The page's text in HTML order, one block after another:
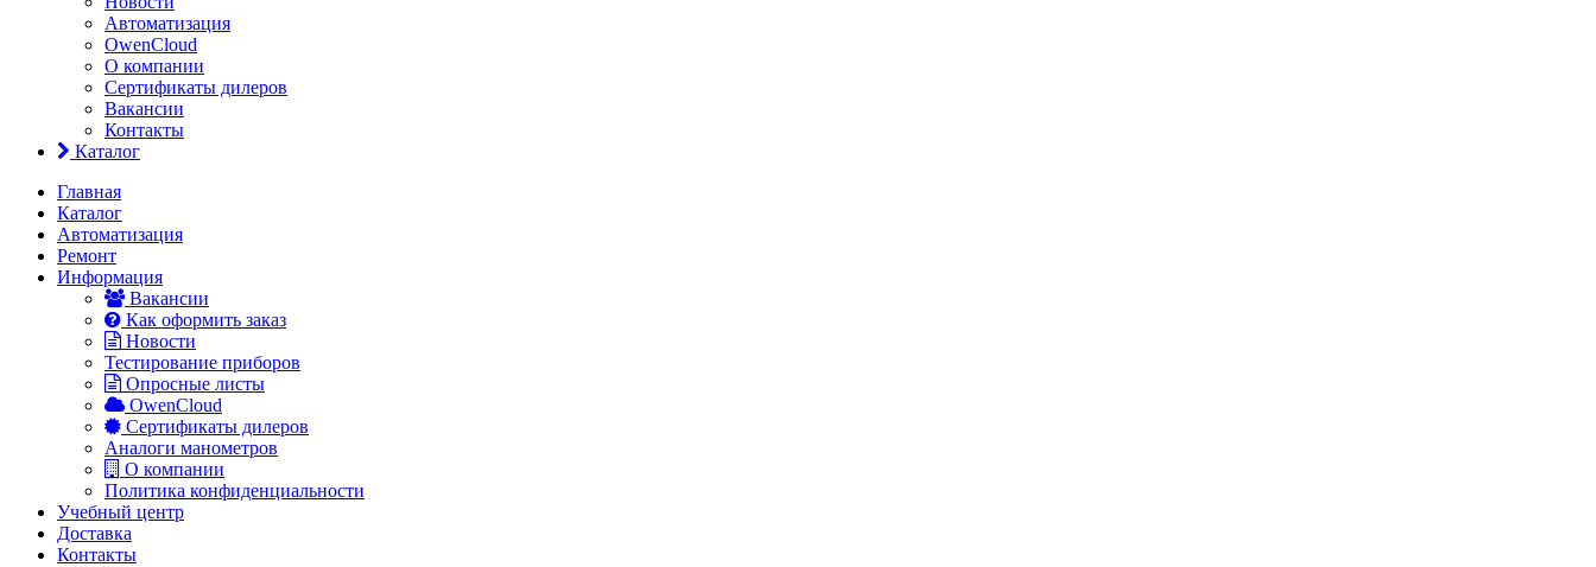
Автоматизация
OwenCloud
О компании
Сертификаты дилеров
Вакансии
Контакты
Каталог
Главная
Каталог
Автоматизация
Ремонт
Информация
Вакансии
Как оформить заказ
Новости
Тестирование приборов
Опросные листы
OwenCloud
Сертификаты дилеров
Аналоги манометров
О компании
Политика конфиденциальности
Учебный центр
Доставка
Контакты